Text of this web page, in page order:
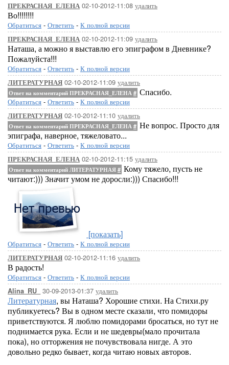
ПРЕКРАСНАЯ_ЕЛЕНА 02-10-2012-11:08 удалить
Во!!!!!!!!
Обратиться - Ответить - К полной версии
ПРЕКРАСНАЯ_ЕЛЕНА 02-10-2012-11:09 удалить
Наташа, а можно я выставлю его эпиграфом в Дневнике?
Пожалуйста!!!
Обратиться - Ответить - К полной версии
ЛИТЕРАТУРНАЯ 02-10-2012-11:09 удалить
Ответ на комментарий ПРЕКРАСНАЯ_ЕЛЕНА # Спасибо.
Обратиться - Ответить - К полной версии
ЛИТЕРАТУРНАЯ 02-10-2012-11:10 удалить
Ответ на комментарий ПРЕКРАСНАЯ_ЕЛЕНА # Не вопрос. Просто для
эпиграфа, наверное, тяжеловато...
Обратиться - Ответить - К полной версии
ПРЕКРАСНАЯ_ЕЛЕНА 02-10-2012-11:15 удалить
Ответ на комментарий ЛИТЕРАТУРНАЯ # Кому тяжело, пусть не
читают:))) Значит умом не доросли:))) Спасибо!!!
[показать]
Обратиться - Ответить - К полной версии
ЛИТЕРАТУРНАЯ 02-10-2012-11:16 удалить
В радость!
Обратиться - Ответить - К полной версии
Alina_RU_ 30-09-2013-01:37 удалить
Литературная, вы Наташа? Хорошие стихи. На Стихи.ру
публикуетесь? Вы в одном месте сказали, что помидоры
приветствуются. Я люблю помидорами бросаться, но тут не
поднимается рука. Если и не шедевры(мало прочитала
пока), но отторжения не почувствовала нигде. А это
довольно редко бывает, когда читаю новых авторов.